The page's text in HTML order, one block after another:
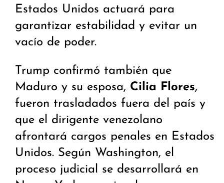
Estados Unidos actuará para
garantizar estabilidad y evitar un
vacío de poder.
Trump confirmó también que
Maduro y su esposa, Cilia Flores,
fueron trasladados fuera del país y
que el dirigente venezolano
afrontará cargos penales en Estados
Unidos. Según Washington, el
proceso judicial se desarrollará en